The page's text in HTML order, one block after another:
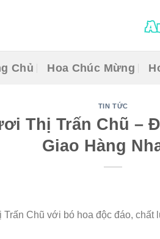
Chủ Hoa Chúc Mừng
TIN TỨC
Thị Trấn Chũ –
Giao Hàng
Chũ với bó hoa độc đáo,